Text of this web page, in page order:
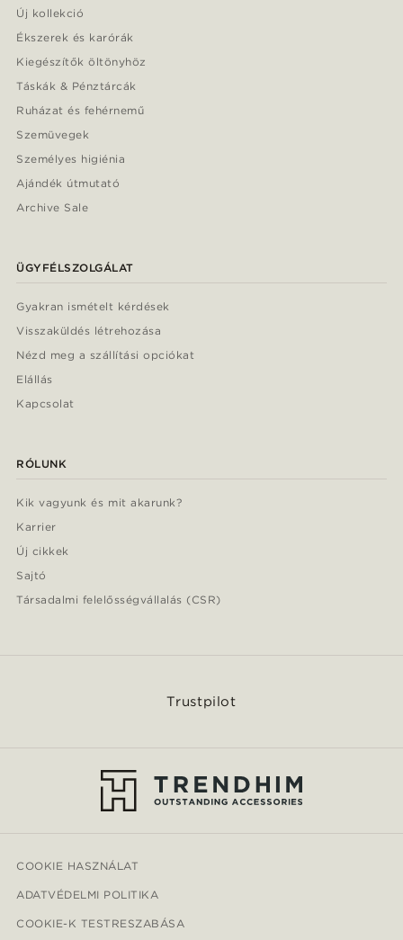
Új kollekció
Ékszerek és karórák
Kiegészítők öltönyhöz
Táskák & Pénztárcák
Ruházat és fehérnemű
Szemüvegek
Személyes higiénia
Ajándék útmutató
Archive Sale
ÜGYFÉLSZOLGÁLAT
Gyakran ismételt kérdések
Visszaküldés létrehozása
Nézd meg a szállítási opciókat
Elállás
Kapcsolat
RÓLUNK
Kik vagyunk és mit akarunk?
Karrier
Új cikkek
Sajtó
Társadalmi felelősségvállalás (CSR)
Trustpilot
COOKIE HASZNÁLAT
ADATVÉDELMI POLITIKA
COOKIE-K TESTRESZABÁSA